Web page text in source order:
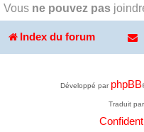
Vous ne pouvez pas
Index du forum
Développé par phpBB
Traduit par